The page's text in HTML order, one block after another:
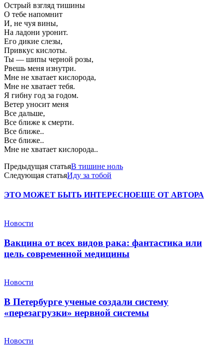
Острый взгляд тишины
О тебе напомнит
И, не чуя вины,
На ладони уронит.
Его дикие слезы,
Привкус кислоты.
Ты — шипы черной розы,
Рвешь меня изнутри.
Мне не хватает кислорода,
Мне не хватает тебя.
Я гибну год за годом.
Ветер уносит меня
Все дальше,
Все ближе к смерти.
Все ближе..
Все ближе..
Мне не хватает кислорода..
Предыдущая статьяВ тишине ноль
Следующая статьяИду за тобой
ЭТО МОЖЕТ БЫТЬ ИНТЕРЕСНОЕЩЕ ОТ АВТОРА
Новости
Вакцина от всех видов рака: фантастика или
цель современной медицины
Новости
В Петербурге ученые создали систему
«перезагрузки» нервной системы
Новости